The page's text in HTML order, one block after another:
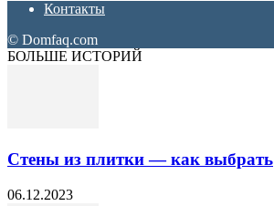
Контакты
© Domfaq.com
БОЛЬШЕ ИСТОРИЙ
Стены из плитки — как выбрать
06.12.2023